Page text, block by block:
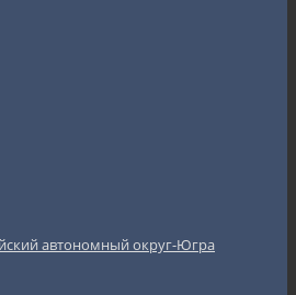
автономный округ-Югра